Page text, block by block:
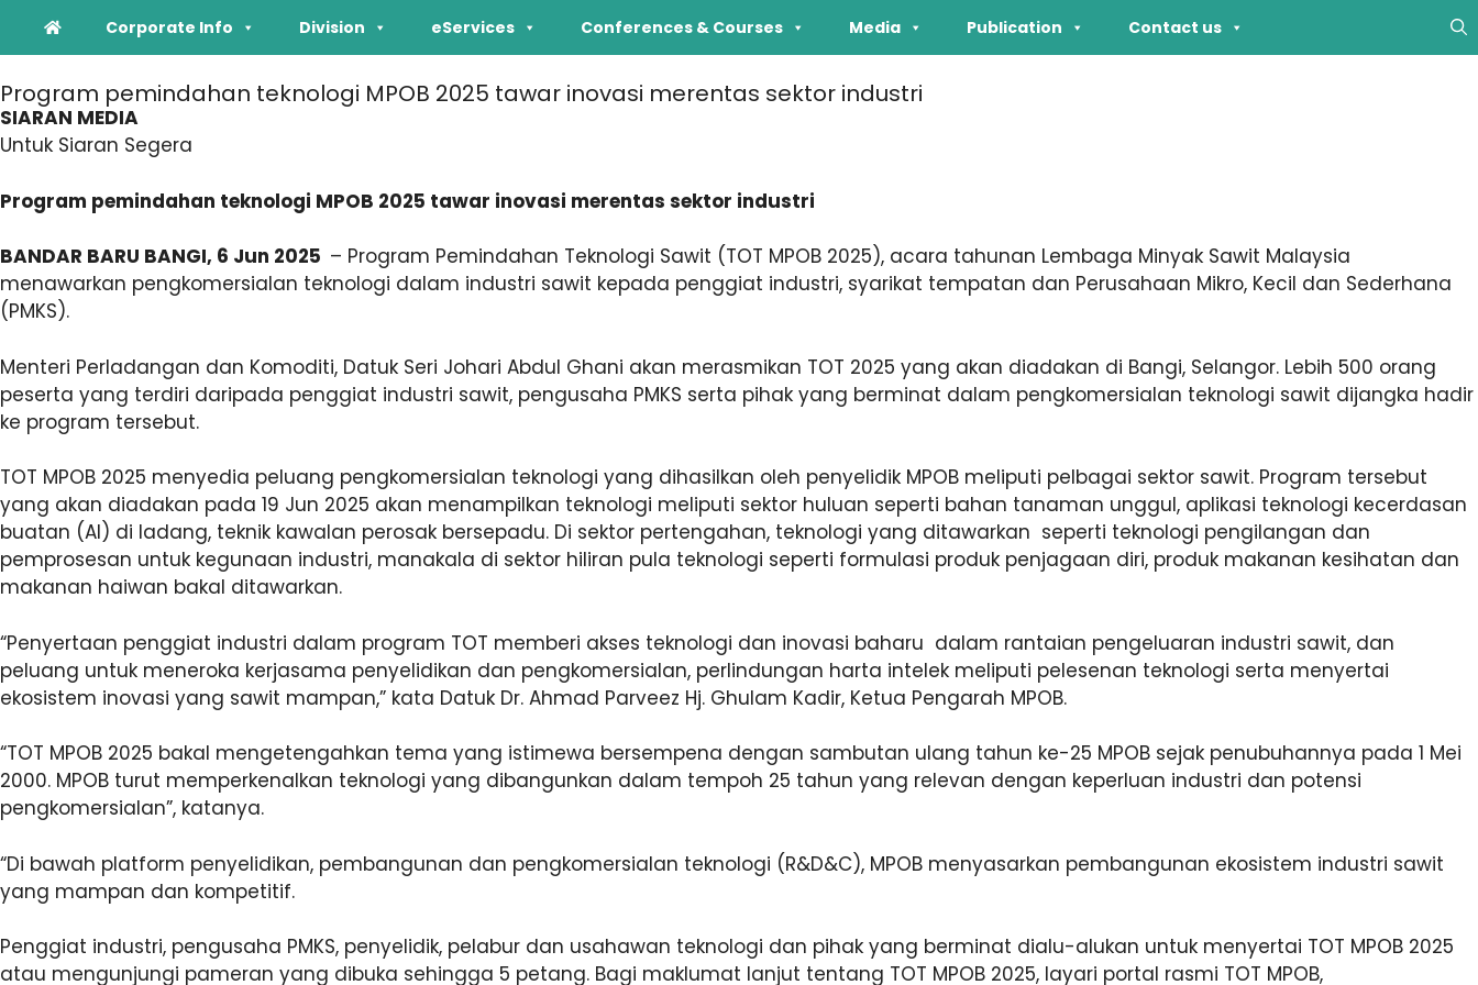
Corporate Info Division eServices Conferences & Courses Media Publication Contact us
Program pemindahan teknologi MPOB 2025 tawar inovasi merentas sektor industri
SIARAN MEDIA
Untuk Siaran Segera
Program pemindahan teknologi MPOB 2025 tawar inovasi merentas sektor industri
BANDAR BARU BANGI, 6 Jun 2025 – Program Pemindahan Teknologi Sawit (TOT MPOB 2025), acara tahunan Lembaga Minyak Sawit Malaysia
menawarkan pengkomersialan teknologi dalam industri sawit kepada penggiat industri, syarikat tempatan dan Perusahaan Mikro, Kecil dan Sederhana
(PMKS).
Menteri Perladangan dan Komoditi, Datuk Seri Johari Abdul Ghani akan merasmikan TOT 2025 yang akan diadakan di Bangi, Selangor. Lebih 500 orang
peserta yang terdiri daripada penggiat industri sawit, pengusaha PMKS serta pihak yang berminat dalam pengkomersialan teknologi sawit dijangka hadir
ke program tersebut.
TOT MPOB 2025 menyedia peluang pengkomersialan teknologi yang dihasilkan oleh penyelidik MPOB meliputi pelbagai sektor sawit. Program tersebut
yang akan diadakan pada 19 Jun 2025 akan menampilkan teknologi meliputi sektor huluan seperti bahan tanaman unggul, aplikasi teknologi kecerdasan
buatan (AI) di ladang, teknik kawalan perosak bersepadu. Di sektor pertengahan, teknologi yang ditawarkan seperti teknologi pengilangan dan
pemprosesan untuk kegunaan industri, manakala di sektor hiliran pula teknologi seperti formulasi produk penjagaan diri, produk makanan kesihatan dan
makanan haiwan bakal ditawarkan.
“Penyertaan penggiat industri dalam program TOT memberi akses teknologi dan inovasi baharu dalam rantaian pengeluaran industri sawit, dan
peluang untuk meneroka kerjasama penyelidikan dan pengkomersialan, perlindungan harta intelek meliputi pelesenan teknologi serta menyertai
ekosistem inovasi yang sawit mampan,” kata Datuk Dr. Ahmad Parveez Hj. Ghulam Kadir, Ketua Pengarah MPOB.
“TOT MPOB 2025 bakal mengetengahkan tema yang istimewa bersempena dengan sambutan ulang tahun ke-25 MPOB sejak penubuhannya pada 1 Mei
2000. MPOB turut memperkenalkan teknologi yang dibangunkan dalam tempoh 25 tahun yang relevan dengan keperluan industri dan potensi
pengkomersialan”, katanya.
“Di bawah platform penyelidikan, pembangunan dan pengkomersialan teknologi (R&D&C), MPOB menyasarkan pembangunan ekosistem industri sawit
yang mampan dan kompetitif.
Penggiat industri, pengusaha PMKS, penyelidik, pelabur dan usahawan teknologi dan pihak yang berminat dialu-alukan untuk menyertai TOT MPOB 2025
atau mengunjungi pameran yang dibuka sehingga 5 petang. Bagi maklumat lanjut tentang TOT MPOB 2025, layari portal rasmi TOT MPOB,